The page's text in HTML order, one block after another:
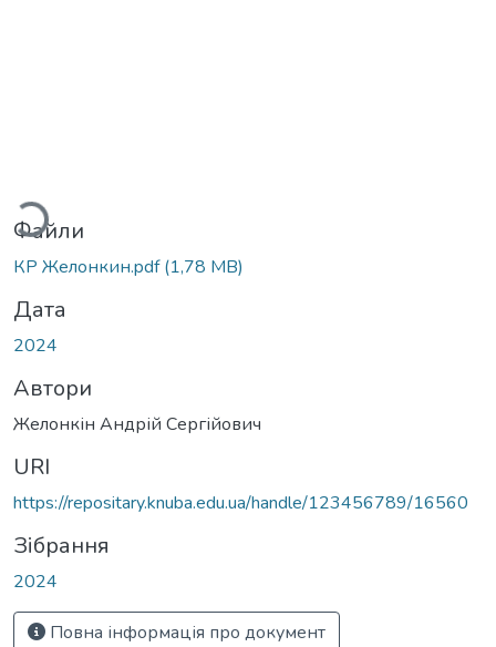
Файли
КР Желонкин.pdf(1,78 MB)
Дата
2024
Автори
Желонкін Андрій Сергійович
URI
https://repositary.knuba.edu.ua/handle/123456789/16560
Зібрання
2024
Повна інформація про документ